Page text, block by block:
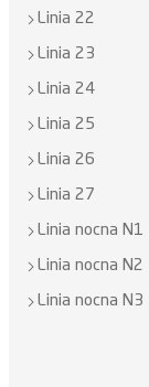
Linia 22
Linia 23
Linia 24
Linia 25
Linia 26
Linia 27
Linia nocna N1
Linia nocna N2
Linia nocna N3